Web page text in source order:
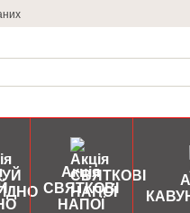
Акція
СВЯТКОВІ
НАПОЇ